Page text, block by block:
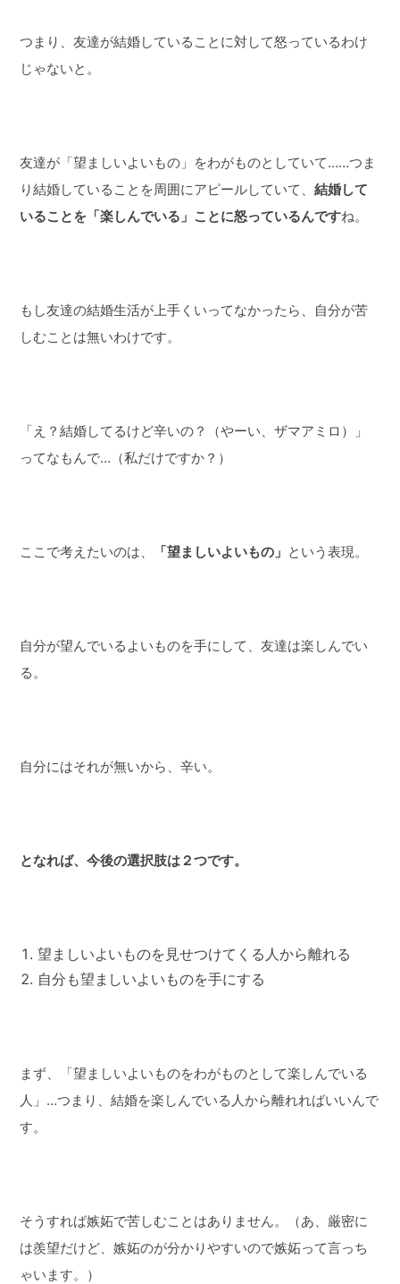
つまり、友達が結婚していることに対して怒っているわけ
じゃないと。
友達が「望ましいよいもの」をわがものとしていて……つま
り結婚していることを周囲にアピールしていて、結婚して
いることを「楽しんでいる」ことに怒っているんですね。
もし友達の結婚生活が上手くいってなかったら、自分が苦
しむことは無いわけです。
「え？結婚してるけど辛いの？（やーい、ザマアミロ）」
ってなもんで…（私だけですか？）
ここで考えたいのは、 「望ましいよいもの」 という表現。
自分が望んでいるよいものを手にして、友達は楽しんでい
る。
自分にはそれが無いから、辛い。
となれば、今後の選択肢は２つです。
望ましいよいものを見せつけてくる人から離れる
自分も望ましいよいものを手にする
まず、「望ましいよいものをわがものとして楽しんでいる
人」…つまり、結婚を楽しんでいる人から離れればいいんで
す。
そうすれば嫉妬で苦しむことはありません。（あ、厳密に
は羨望だけど、嫉妬のが分かりやすいので嫉妬って言っち
ゃいます。）